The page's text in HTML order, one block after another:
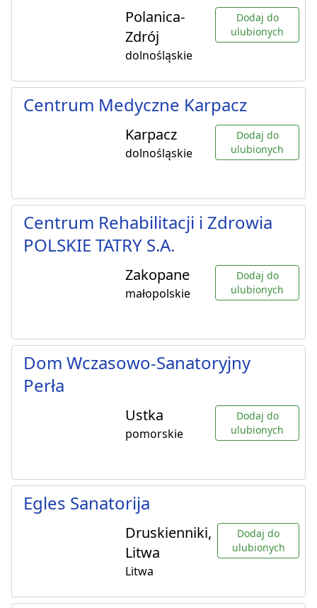
Polanica-
Zdrój
dolnośląskie
Dodaj do
ulubionych
Centrum Medyczne Karpacz
Karpacz
dolnośląskie
Dodaj do
ulubionych
Centrum Rehabilitacji i Zdrowia
POLSKIE TATRY S.A.
Zakopane
małopolskie
Dodaj do
ulubionych
Dom Wczasowo-Sanatoryjny
Perła
Ustka
pomorskie
Dodaj do
ulubionych
Egles Sanatorija
Druskienniki,
Litwa
Litwa
Dodaj do
ulubionych